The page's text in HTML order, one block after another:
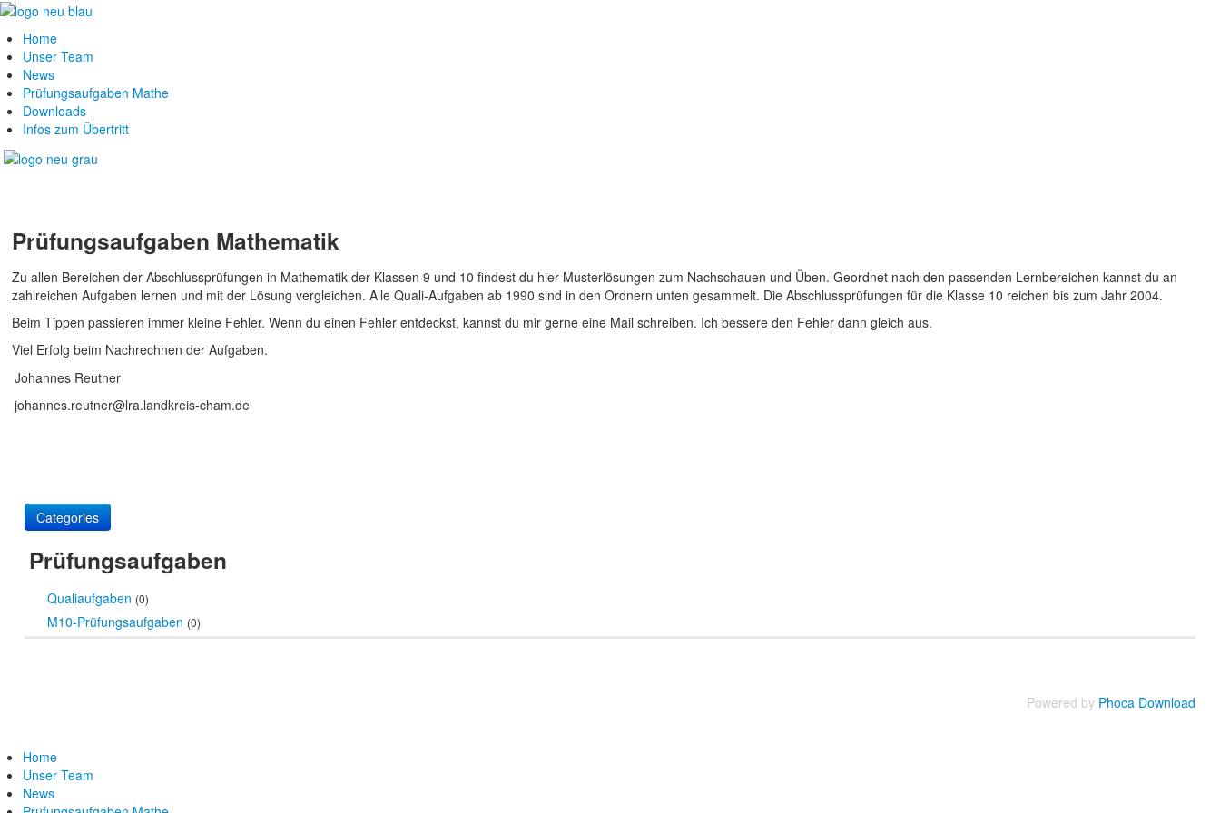
Home
Unser Team
News
Prüfungsaufgaben Mathe
Downloads
Infos zum Übertritt
Prüfungsaufgaben Mathematik
Zu allen Bereichen der Abschlussprüfungen in Mathematik der Klassen 9 und 10 findest du hier Musterlösungen zum Nachschauen und Üben. Geordnet nach den passenden Lernbereichen kannst du an
zahlreichen Aufgaben lernen und mit der Lösung vergleichen. Alle Quali-Aufgaben ab 1990 sind in den Ordnern unten gesammelt. Die Abschlussprüfungen für die Klasse 10 reichen bis zum Jahr 2004.
Beim Tippen passieren immer kleine Fehler. Wenn du einen Fehler entdeckst, kannst du mir gerne eine Mail schreiben. Ich bessere den Fehler dann gleich aus.
Viel Erfolg beim Nachrechnen der Aufgaben.
Johannes Reutner
johannes.reutner@lra.landkreis-cham.de
Categories
Prüfungsaufgaben
Qualiaufgaben (0)
M10-Prüfungsaufgaben (0)
Powered by Phoca Download
Home
Unser Team
News